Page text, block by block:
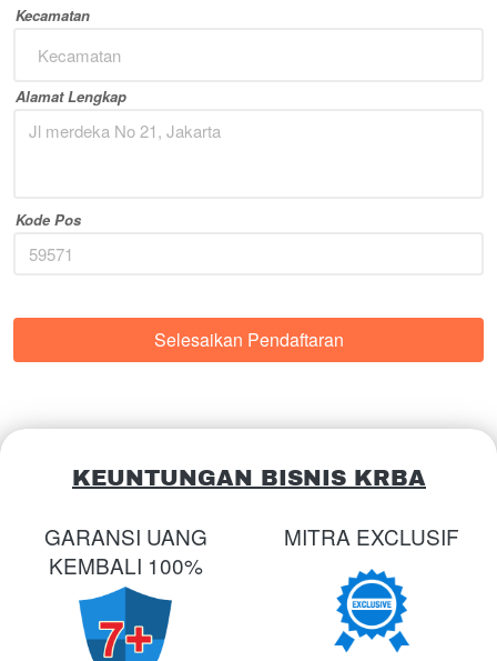
Kecamatan
Kecamatan
Alamat Lengkap
Kode Pos
`
Selesaikan Pendaftaran
KEUNTUNGAN BISNIS KRBA
GARANSI UANG
KEMBALI 100%
MITRA EXCLUSIF